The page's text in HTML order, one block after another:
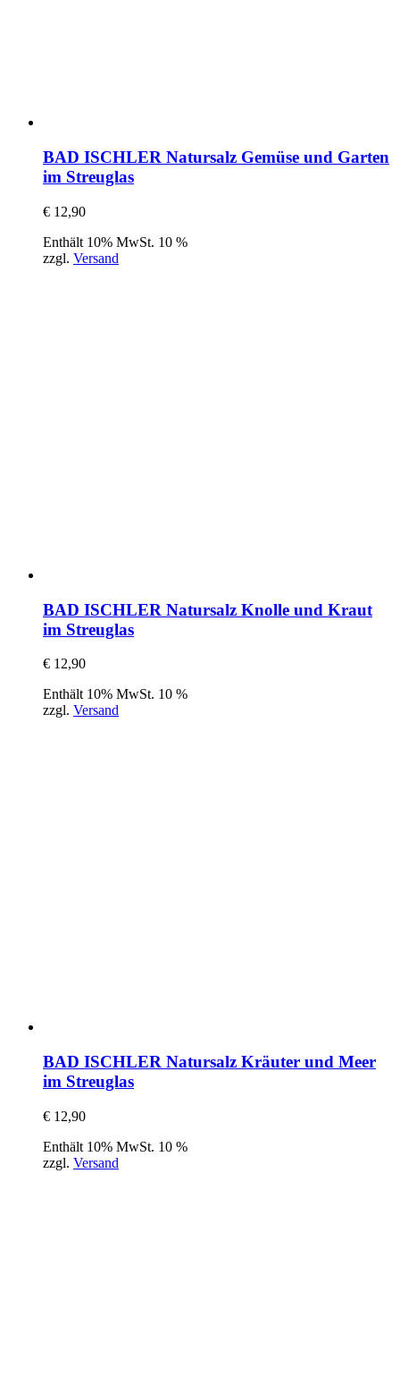
BAD ISCHLER Natursalz Gemüse und Garten
im Streuglas
€ 12,90
Enthält 10% MwSt. 10 %
zzgl. Versand
BAD ISCHLER Natursalz Knolle und Kraut
im Streuglas
€ 12,90
Enthält 10% MwSt. 10 %
zzgl. Versand
BAD ISCHLER Natursalz Kräuter und Meer
im Streuglas
€ 12,90
Enthält 10% MwSt. 10 %
zzgl. Versand